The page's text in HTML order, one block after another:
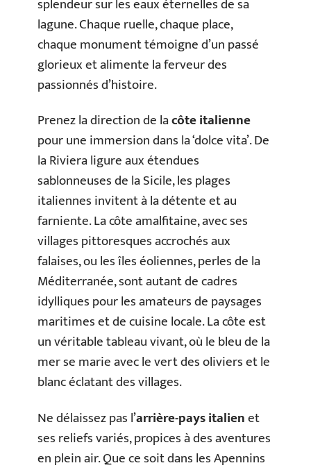
lagune. Chaque ruelle, chaque place,
chaque monument témoigne d’un passé
glorieux et alimente la ferveur des
passionnés d’histoire.
Prenez la direction de lacôte italienne
pour une immersion dans la ‘dolce vita’. De
la Riviera ligure aux étendues
sablonneuses de la Sicile, les plages
italiennes invitent à la détente et au
farniente. La côte amalfitaine, avec ses
villages pittoresques accrochés aux
falaises, ou les îles éoliennes, perles de la
Méditerranée, sont autant de cadres
idylliques pour les amateurs de paysages
maritimes et de cuisine locale. La côte est
un véritable tableau vivant, où le bleu de la
mer se marie avec le vert des oliviers et le
blanc éclatant des villages.
Ne délaissez pas l’arrière-pays italienet
ses reliefs variés, propices à des aventures
en plein air. Que ce soit dans les Apennins